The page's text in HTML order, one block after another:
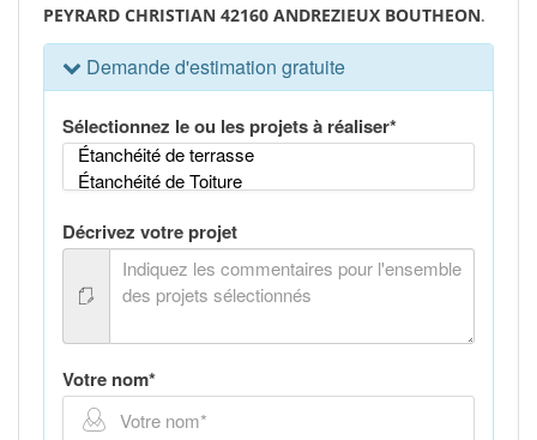
PEYRARD CHRISTIAN 42160 ANDREZIEUX BOUTHEON.